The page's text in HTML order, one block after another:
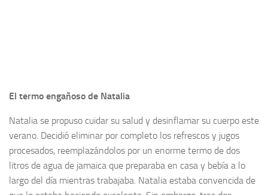
El termo engañoso de Natalia
Natalia se propuso cuidar su salud y desinflamar su cuerpo este
verano. Decidió eliminar por completo los refrescos y jugos
procesados, reemplazándolos por un enorme termo de dos
litros de agua de jamaica que preparaba en casa y bebía a lo
largo del día mientras trabajaba. Natalia estaba convencida de